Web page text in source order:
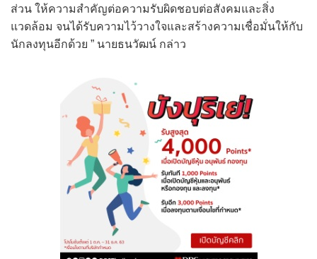
ส่วน ให้ความสำคัญต่อความรับผิดชอบต่อสังคมและสิ่ง
แวดล้อม จนได้รับความไว้วางใจและสร้างความเชื่อมั่นให้กับ
นักลงทุนอีกด้วย ” นายธนวัฒน์ กล่าว